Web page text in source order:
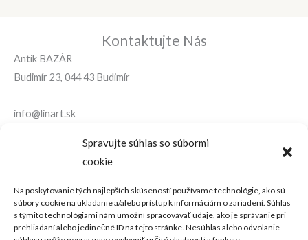
Spravujte súhlas so súbormi
cookie
Na poskytovanie tých najlepších skúseností používame technológie, ako sú
súbory cookie na ukladanie a/alebo prístup k informáciám o zariadení. Súhlas
s týmito technológiami nám umožní spracovávať údaje, ako je správanie pri
prehliadaní alebo jedinečné ID na tejto stránke. Nesúhlas alebo odvolanie
Kontaktujte Nás
Antik BAZÁR
Budimír 23, 044 43 Budimír
info@linart.sk
+421 (0)905 799 177
Menu
Menu